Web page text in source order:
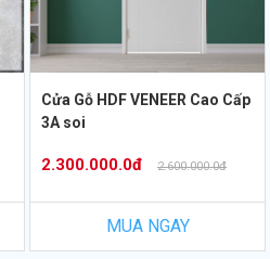
Cửa Gỗ HDF VENEER Cao Cấp
3A soi
2.300.000.0đ 2.600.000.0đ
MUA NGAY